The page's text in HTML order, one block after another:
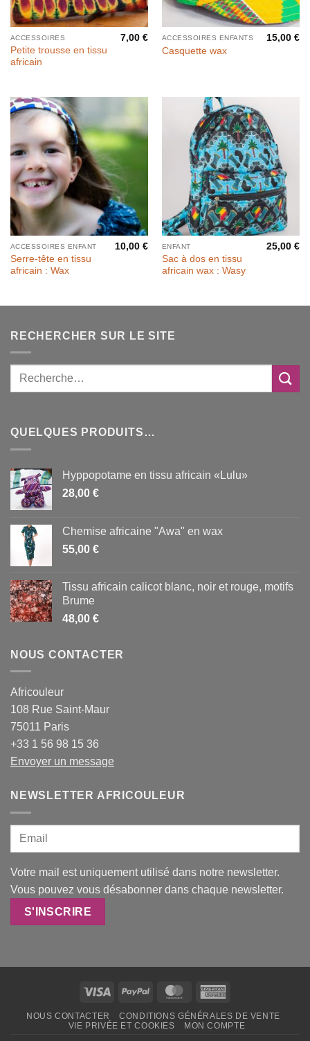
ACCESSOIRES
Petite trousse en tissu
africain
7,00€ ACCESSOIRES ENFANTS
Casquette wax
15,00€
ACCESSOIRES ENFANT
Serre-tête en tissu
africain : Wax
10,00€ ENFANT
Sac à dos en tissu
africain wax : Wasy
25,00€
RECHERCHER SUR LE SITE
QUELQUES PRODUITS…
Hyppopotame en tissu africain «Lulu»
28,00 €
Chemise africaine "Awa" en wax
55,00 €
Tissu africain calicot blanc, noir et rouge, motifs
Brume
48,00 €
NOUS CONTACTER
Africouleur
108 Rue Saint-Maur
75011 Paris
+33 1 56 98 15 36
Envoyer un message
NEWSLETTER AFRICOULEUR
Votre mail est uniquement utilisé dans notre newsletter.
Vous pouvez vous désabonner dans chaque newsletter.
Visa PayPal MasterCard
NOUS CONTACTER
CONDITIONS GÉNÉRALES DE VENTE
VIE PRIVÉE ET COOKIES
MON COMPTE